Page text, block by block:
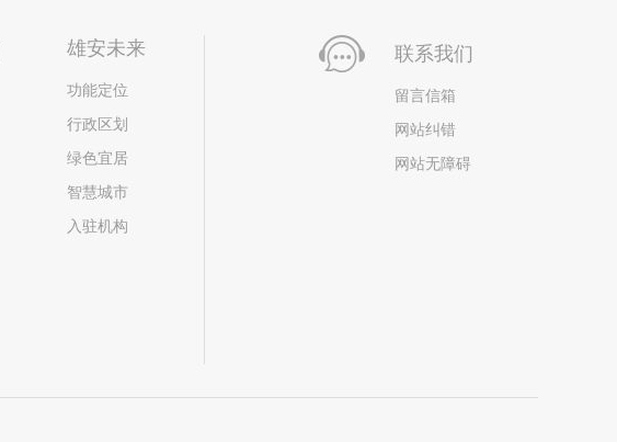
雄安未来
功能定位
行政区划
绿色宜居
智慧城市
入驻机构
联系我们
留言信箱
网站纠错
网站无障碍